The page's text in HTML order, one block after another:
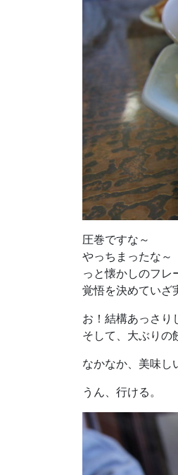
圧巻ですな～
やっちまったな～
っと懐かしのフレ
覚悟を決めていざ
お！結構あっさり
そして、大ぶりの
なかなか、美味し
うん、行ける。